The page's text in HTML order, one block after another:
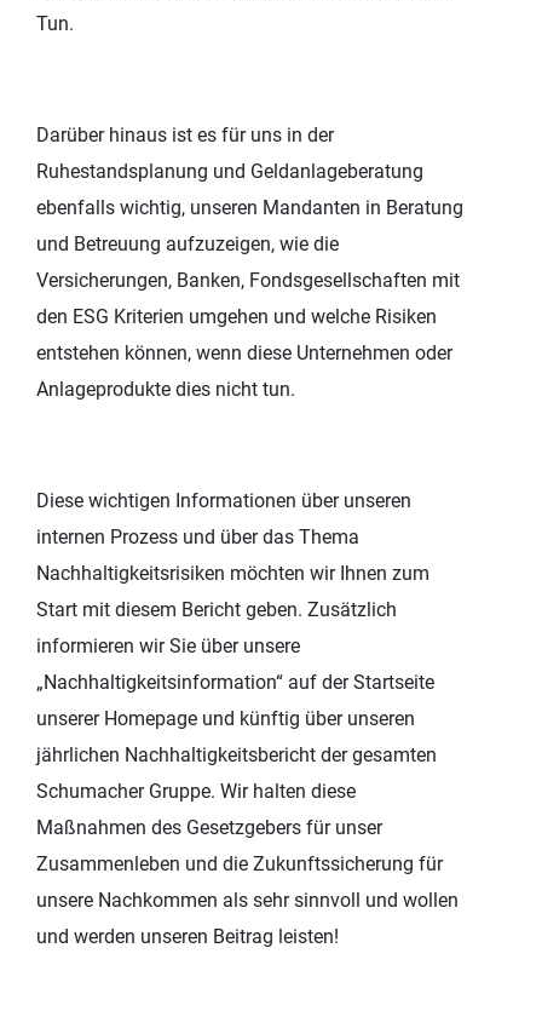
Tun.
Darüber hinaus ist es für uns in der
Ruhestandsplanung und Geldanlageberatung
ebenfalls wichtig, unseren Mandanten in Beratung
und Betreuung aufzuzeigen, wie die
Versicherungen, Banken, Fondsgesellschaften mit
den ESG Kriterien umgehen und welche Risiken
entstehen können, wenn diese Unternehmen oder
Anlageprodukte dies nicht tun.
Diese wichtigen Informationen über unseren
internen Prozess und über das Thema
Nachhaltigkeitsrisiken möchten wir Ihnen zum
Start mit diesem Bericht geben. Zusätzlich
informieren wir Sie über unsere
„Nachhaltigkeitsinformation“ auf der Startseite
unserer Homepage und künftig über unseren
jährlichen Nachhaltigkeitsbericht der gesamten
Schumacher Gruppe. Wir halten diese
Maßnahmen des Gesetzgebers für unser
Zusammenleben und die Zukunftssicherung für
unsere Nachkommen als sehr sinnvoll und wollen
und werden unseren Beitrag leisten!